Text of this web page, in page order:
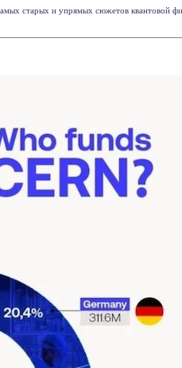
старых и упрямых сюжетов квантовой